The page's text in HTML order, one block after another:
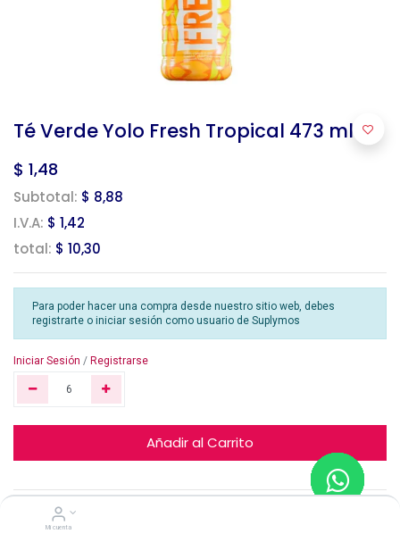
Mi cuenta
Té Verde Yolo Fresh Tropical 473 ml
$ 1,48
Subtotal: $ 8,88
I.V.A: $ 1,42
total: $ 10,30
Para poder hacer una compra desde nuestro sitio web, debes
registrarte o iniciar sesión como usuario de Suplymos
Iniciar Sesión / Registrarse
Añadir al Carrito